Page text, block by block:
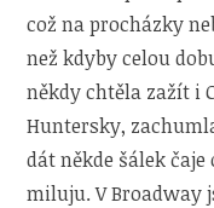
což na procházky
než kdyby celou
někdy chtěla zažít i
Huntersky,
dát někde šálek
miluju. V Broadway